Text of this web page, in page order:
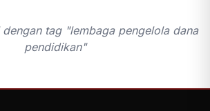
tag "lembaga pengelola dana
pendidikan"